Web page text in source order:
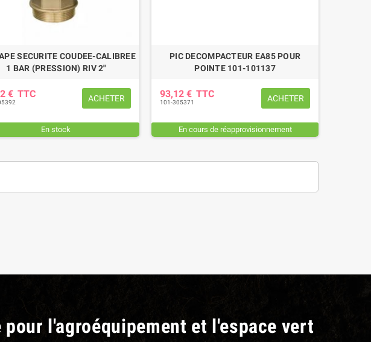
POTTINGER
MM Ø TROU 8,5 MM
8,5 MM
SECURITE COUDEE-CALIBREE
1 BAR (PRESSION) RIV 2"
€ TTC ACHETER
En stock
PIC DECOMPACTEUR EA85 POUR
POINTE 101-101137
93,12 € TTC
101-305371 ACHETER
En cours de réapprovisionnement
l'agroéquipement et l'espace vert